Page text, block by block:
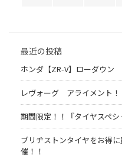
最近の投稿
ホンダ【ZR-V】ローダウン
レヴォーグ アライメント！
期間限定！！『タイヤスペ
ブリヂストンタイヤをお得
催！！